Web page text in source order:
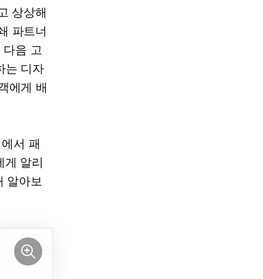
상상해
파트너
음 고
는 디자
에게 배
서 패
알리
알아보